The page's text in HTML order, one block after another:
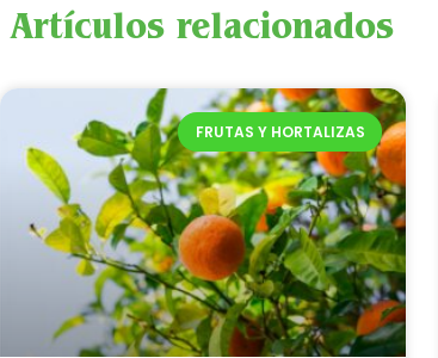
Artículos relacionados
FRUTAS Y HORTALIZAS